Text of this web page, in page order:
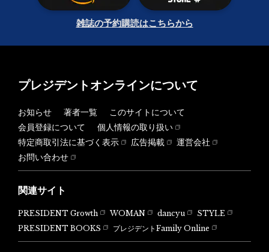
雑誌の予約購読はこちらから
プレジデントオンラインについて
お知らせ 著者一覧
このサイトについて
会員登録について
個人情報の取り扱い
特定商取引法に基づく表示
広告掲載
運営会社
お問い合わせ
関連サイト
PRESIDENT Growth WOMAN dancyu
STYLE
PRESIDENT BOOKS
プレジデントFamily Online